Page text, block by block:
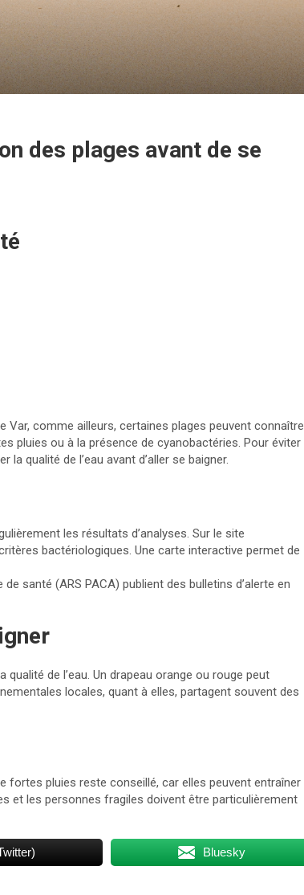
des plages avant de se
Var, comme ailleurs, certaines plages peuvent connaître
pluies ou à la présence de cyanobactéries. Pour éviter
qualité de l’eau avant d’aller se baigner.
les résultats d’analyses. Sur le site
bactériologiques. Une carte interactive permet de
de santé (ARS PACA) publient des bulletins d’alerte en
de l’eau. Un drapeau orange ou rouge peut
locales, quant à elles, partagent souvent des
fortes pluies reste conseillé, car elles peuvent entraîner
et les personnes fragiles doivent être particulièrement
Bluesky